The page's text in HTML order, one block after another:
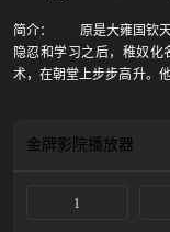
简介：
原是大雍国钦天
隐忍和学习之后，稚奴
术，在朝堂上步步高升。
金牌影院播放器
1